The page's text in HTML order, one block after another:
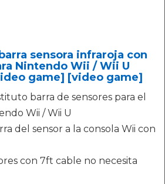
sensora infraroja con
Nintendo Wii / Wii U
game] [video game]
barra de sensores para el
Wii / Wii U
del sensor a la consola Wii con
con 7ft cable no necesita